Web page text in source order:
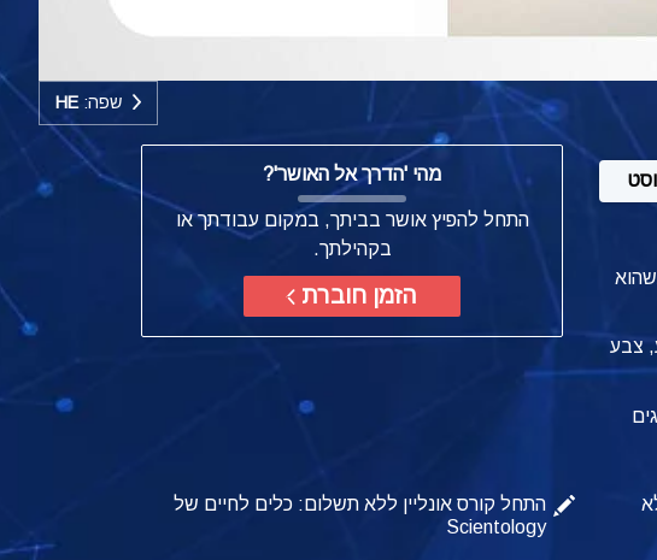
שפה:HE
צבע
מהי 'הדרך אל האושר'?
התחל להפיץ אושר בביתך, במקום עבודתך או
בקהילתך.
הזמן חוברת
התחל קורס אונליין ללא תשלום: כלים לחיים של
Scientology